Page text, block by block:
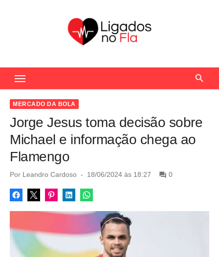
c
MERCADO DA BOLA
Jorge Jesus toma decisão sobre
Michael e informação chega ao
Flamengo
Por Leandro Cardoso
P
s
t
n
18/06/2024 às 18:27 0